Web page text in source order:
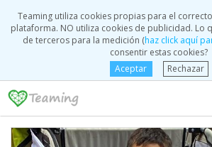
Teaming utiliza cookies propias para el
plataforma. NO utiliza cookies de publicidad. Lo
de terceros para la medición (haz click aquí
consentir estas cookies?
Aceptar
Rechazar